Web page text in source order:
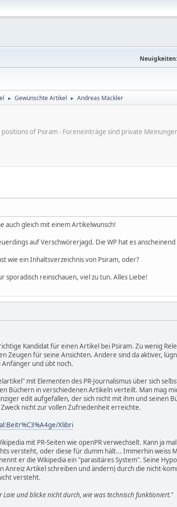
Neuigkeiten:
► Gewünschte Artikel ► Andreas Mäckler
of Psiram - Foreneinträge sind private
auch gleich mit einem Artikelwunsch!
auf Verschwörerjagd. Die WP hat es
wie ein Inhaltsverzeichnis von Psiram, oder?
sporadisch reinschauen, viel zu tun. Alles Liebe!
Kandidat für einen Artikel bei Psiram. Zu wenig
Zeugen für seine Ansichten. Andere sind da aktiver,
Anfänger und übt noch.
mit Elementen des PR-Journalismus über sich
Büchern in verschiedenen Artikeln verteilt. Man mag
edit aufgefallen, der sich nicht mit ihm und seinen
nicht zur vollen Zufriedenheit erreichte.
Xlibri
mit PR-Seiten wie openPR verwechselt. Kann ja
versteht, oder diese für dumm hält... Immerhin weiss
er die Wikipedia ein "parasitäres System". Seine
Anreiz Artikel schreiben und ändern) durch die nicht-
versteht.
und blicke nicht durch, wie was technisch funktioniert."